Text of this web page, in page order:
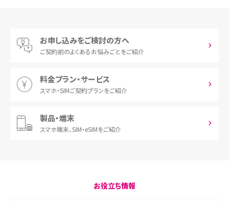
お申し込みをご検討の方へ
ご契約前のよくあるお悩みごとをご紹介
料金プラン・サービス
スマホ・SIMご契約プランをご紹介
製品・端末
スマホ端末、SIM・eSIMをご紹介
お役立ち情報